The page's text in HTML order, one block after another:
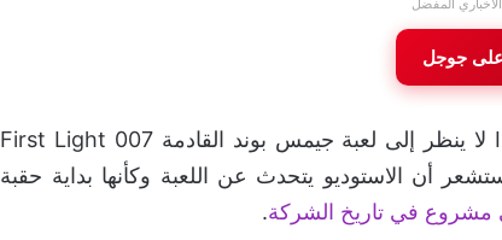
المفضل
على جوجل
أصبح من الواضح أن المطور الدنماركي IO Interactive لا ينظر إلى لعبة جيمس بوند القادمة 007 First Light
أن الاستوديو يتحدث عن اللعبة وكأنها بداية حقبة
مشروع في تاريخ الشركة.